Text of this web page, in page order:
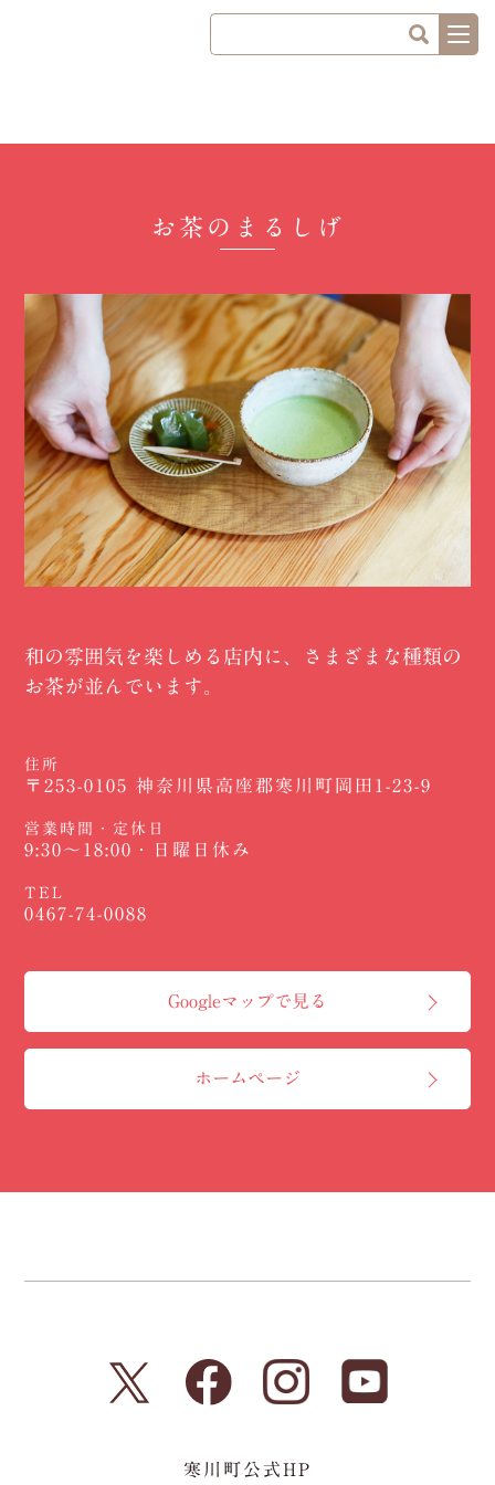
お茶のまるしげ
和の雰囲気を楽しめる店内に、さまざまな種類の
お茶が並んでいます。
住所
〒253-0105 神奈川県高座郡寒川町岡田1-23-9
営業時間・定休日
9:30～18:00・日曜日休み
TEL
0467-74-0088
Googleマップで見る
ホームページ
寒川町公式HP